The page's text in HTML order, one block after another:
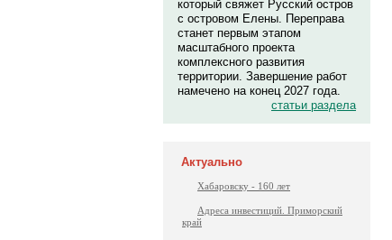
который свяжет Русский остров
с островом Елены. Переправа
станет первым этапом
масштабного проекта
комплексного развития
территории. Завершение работ
намечено на конец 2027 года.
статьи раздела
Актуально
Хабаровску - 160 лет
Адреса инвестиций. Приморский
край